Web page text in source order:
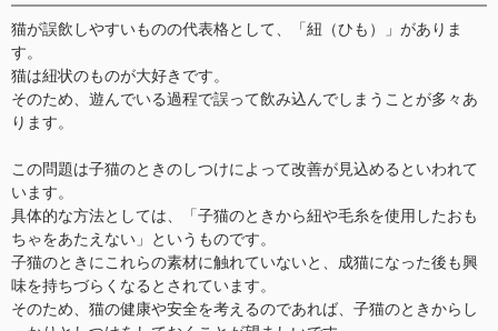
猫が誤飲しやすいものの代表格として、「紐（ひも）」がありま
す。
猫は紐状のものが大好きです。
そのため、遊んでいる過程で誤って飲み込んでしまうことが多々あ
ります。
この問題は子猫のときのしつけによって改善が見込めるといわれて
います。
具体的な方法としては、「子猫のときから紐や毛糸を使用したおも
ちゃをあたえない」というものです。
子猫のときにこれらの素材に触れていないと、成猫になった後も興
味を持ちづらくなるとされています。
そのため、猫の健康や安全を考えるのであれば、子猫のときからし